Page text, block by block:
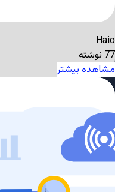
Haio
77 نوشته
مشاهده بیشتر